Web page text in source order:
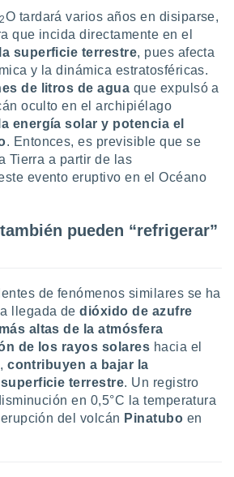
2O tardará varios años en disiparse,
que incida directamente en el
superficie terrestre, pues afecta
y la dinámica estratosféricas.
de litros de agua que expulsó a
oculto en el archipiélago
energía solar y potencia el
. Entonces, es previsible que se
Tierra a partir de las
evento eruptivo en el Océano
pueden “refrigerar”
de fenómenos similares se ha
llegada dedióxido de azufre
altas de la atmósfera
de los rayos solares hacia el
contribuyen a bajar la
terrestre. Un registro
en 0,5°C la temperatura
del volcán Pinatubo en